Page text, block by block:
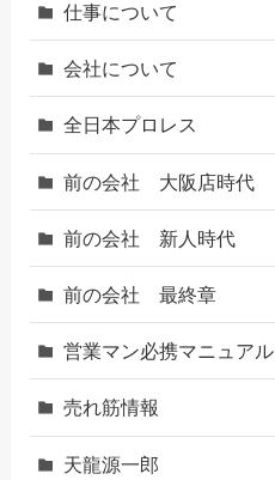
仕事について
会社について
全日本プロレス
前の会社 大阪店時代
前の会社 新人時代
前の会社 最終章
営業マン必携マニュアル
売れ筋情報
天龍源一郎